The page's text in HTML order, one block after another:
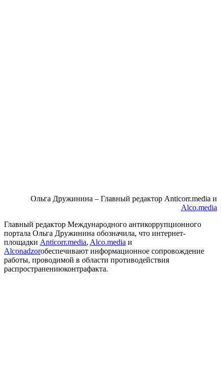
Ольга Дружинина – Главный редактор Anticorr.media и
Alco.media
Главный редактор Международного антикоррупционного
портала Ольга Дружинина обозначила, что интернет-
площадки Anticorr.media, Alco.media и
Alconadzorобеспечивают информационное сопровождение
работы, проводимой в области противодействия
распространениюконтрафакта.